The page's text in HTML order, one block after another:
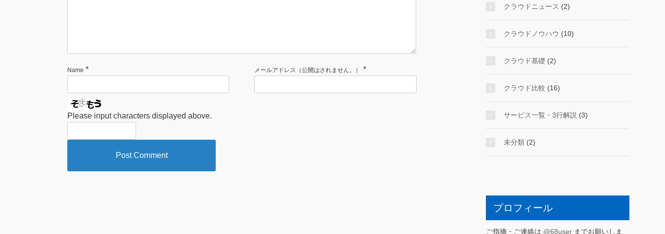
Name * メールアドレス（公開はされません。） *
Please input characters displayed above.
クラウドニュース (2)
クラウドノウハウ (10)
クラウド基礎 (2)
クラウド比較 (16)
サービス一覧・3行解説 (3)
未分類 (2)
プロフィール
ご指摘・ご連絡は @68user までお願いしま